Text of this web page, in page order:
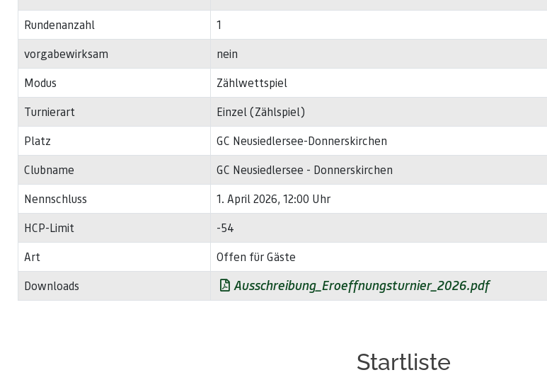
Rundenanzahl
1
vorgabewirksam
nein
Modus
Zählwettspiel
Turnierart
Einzel (Zählspiel)
Platz
GC Neusiedlersee-Donnerskirchen
Clubname
GC Neusiedlersee - Donnerskirchen
Nennschluss
1. April 2026, 12:00 Uhr
HCP-Limit
-54
Art
Offen für Gäste
Downloads
Ausschreibung_Eroeffnungsturnier_2026.pdf
Startliste